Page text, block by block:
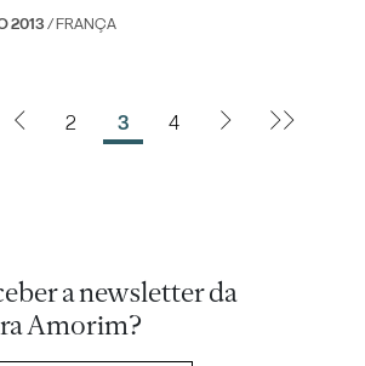
2013 / FRANÇA
2 3 4
a newsletter da
Amorim?